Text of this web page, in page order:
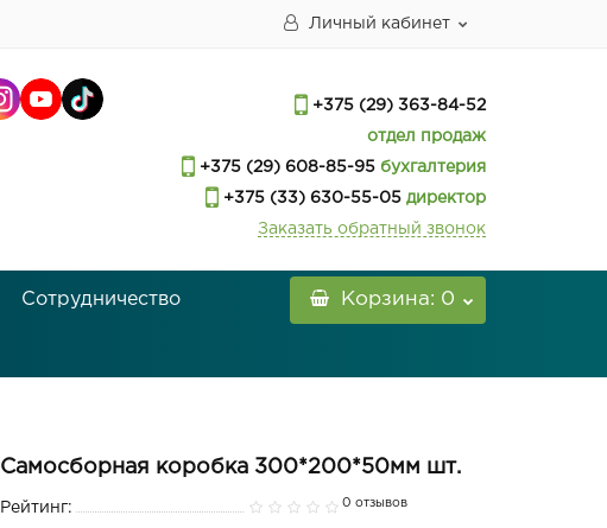
Личный кабинет
+375 (29) 363-84-52
отдел продаж
+375 (29) 608-85-95 бухгалтерия
+375 (33) 630-55-05 директор
Заказать обратный звонок
Сотрудничество Корзина: 0
Самосборная коробка 300*200*50мм шт.
Рейтинг: 0 отзывов